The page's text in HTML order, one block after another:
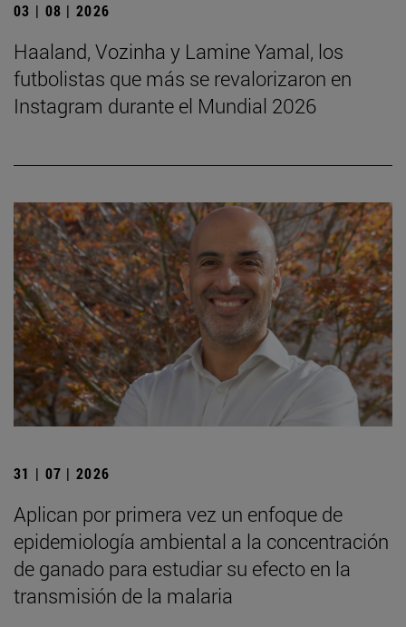
03 | 08 | 2026
Haaland, Vozinha y Lamine Yamal, los
futbolistas que más se revalorizaron en
Instagram durante el Mundial 2026
31 | 07 | 2026
Aplican por primera vez un enfoque de
epidemiología ambiental a la concentración
de ganado para estudiar su efecto en la
transmisión de la malaria